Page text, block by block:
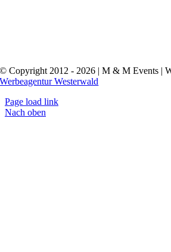
© Copyright 2012 - 2026 | M & M Events |
Werbeagentur Westerwald
Page load link
Nach oben